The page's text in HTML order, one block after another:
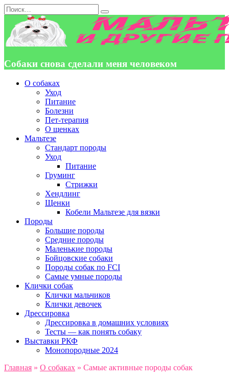
Перейти
к
содержанию
Search
for:
Собаки снова сделали меня человеком
О собаках
Уход
Питание
Болезни
Пет-терапия
О щенках
Мальтезе
Стандарт породы
Уход
Питание
Груминг
Стрижки
Хендлинг
Щенки
Кобели Мальтезе для вязки
Породы
Большие породы
Средние породы
Маленькие породы
Бойцовские собаки
Породы собак по FCI
Самые умные породы
Клички собак
Клички мальчиков
Клички девочек
Дрессировка
Дрессировка в домашних условиях
Тесты — как понять собаку
Выставки РКФ
Монопородные 2024
Главная » О собаках » Самые активные породы собак